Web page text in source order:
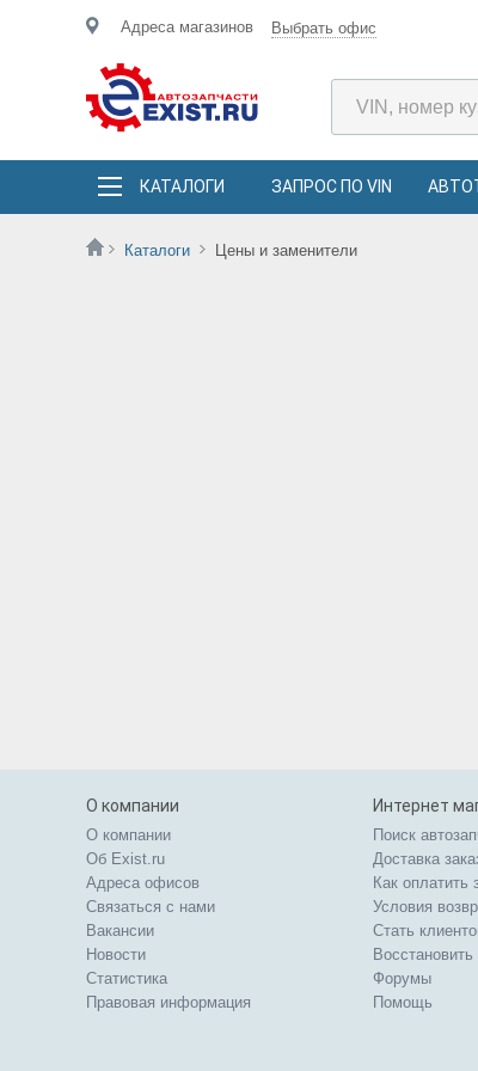
Адреса магазинов Выбрать офис
КАТАЛОГИ ЗАПРОС ПО VIN
Каталоги Цены и заменители
О компании
О компании
Об Exist.ru
Адреса офисов
Связаться с нами
Вакансии
Новости
Статистика
Правовая информация
Интернет
Поиск
Доставка
Как оплатить
Условия
Стать
Форумы
Помощь